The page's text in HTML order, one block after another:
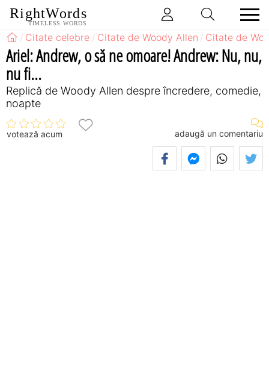
RightWords
TIMELESS WORDS
Citate celebre Citate de Woody Allen Citate de
Ariel: Andrew, o să ne omoare! Andrew: Nu, nu,
nu fi...
Replică de Woody Allen despre încredere, comedie,
noapte
votează acum adaugă un comentariu